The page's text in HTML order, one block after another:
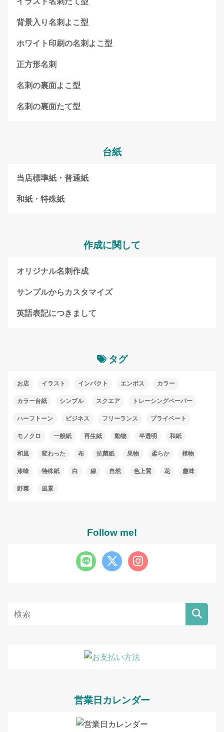
背景入り名刺よこ型
ホワイト印刷の名刺よこ型
正方形名刺
名刺の裏面よこ型
名刺の裏面たて型
台紙
当店標準紙・普通紙
和紙・特殊紙
作成に関して
オリジナル名刺作成
サンプルからカスタマイズ
英語表記につきまして
タグ
お店 イラスト インパクト エンボス カラー
カラー台紙 シンプル スクエア トレーシングペーパー
ハーフトーン ビジネス フリーランス プライベート
モノクロ 一般紙 再生紙 動物 半透明 和紙
和風 変わった 布 抗菌紙 果物 柔らか 植物
漆喰 特殊紙 白 線 自然 色上質 花 趣味
野菜 風景
Follow me!
営業日カレンダー